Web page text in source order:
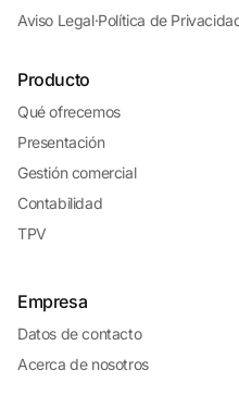
Aviso Legal·Política de
Producto
Qué ofrecemos
Presentación
Gestión comercial
Contabilidad
TPV
Empresa
Datos de contacto
Acerca de nosotros